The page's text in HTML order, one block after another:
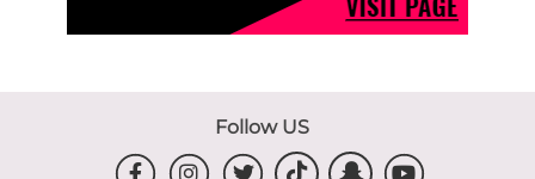
Follow US